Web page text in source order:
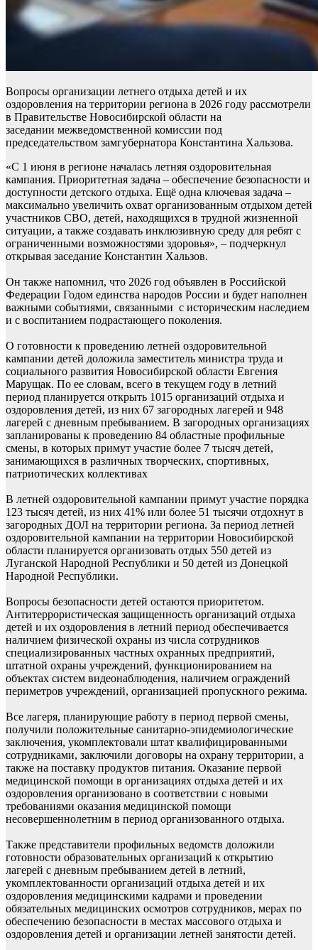
Вопросы организации летнего отдыха детей и их
оздоровления на территории региона в 2026 году рассмотрели
в Правительстве Новосибирской области на
заседании межведомственной комиссии под
председательством замгубернатора Константина Хальзова.
«С 1 июня в регионе началась летняя оздоровительная
кампания. Приоритетная задача – обеспечение безопасности и
доступности детского отдыха. Ещё одна ключевая задача –
максимально увеличить охват организованным отдыхом детей
участников СВО, детей, находящихся в трудной жизненной
ситуации, а также создавать инклюзивную среду для ребят с
ограниченными возможностями здоровья», – подчеркнул
открывая заседание Константин Хальзов.
Он также напомнил, что 2026 год объявлен в Российской
Федерации Годом единства народов России и будет наполнен
важными событиями, связанными с историческим наследием
и с воспитанием подрастающего поколения.
О готовности к проведению летней оздоровительной
кампании детей доложила заместитель министра труда и
социального развития Новосибирской области Евгения
Марущак. По ее словам, всего в текущем году в летний
период планируется открыть 1015 организаций отдыха и
оздоровления детей, из них 67 загородных лагерей и 948
лагерей с дневным пребыванием. В загородных организациях
запланированы к проведению 84 областные профильные
смены, в которых примут участие более 7 тысяч детей,
занимающихся в различных творческих, спортивных,
патриотических коллективах
В летней оздоровительной кампании примут участие порядка
123 тысяч детей, из них 41% или более 51 тысячи отдохнут в
загородных ДОЛ на территории региона. За период летней
оздоровительной кампании на территории Новосибирской
области планируется организовать отдых 550 детей из
Луганской Народной Республики и 50 детей из Донецкой
Народной Республики.
Вопросы безопасности детей остаются приоритетом.
Антитеррористическая защищенность организаций отдыха
детей и их оздоровления в летний период обеспечивается
наличием физической охраны из числа сотрудников
специализированных частных охранных предприятий,
штатной охраны учреждений, функционированием на
объектах систем видеонаблюдения, наличием ограждений
периметров учреждений, организацией пропускного режима.
Все лагеря, планирующие работу в период первой смены,
получили положительные санитарно-эпидемиологические
заключения, укомплектовали штат квалифицированными
сотрудниками, заключили договоры на охрану территории, а
также на поставку продуктов питания. Оказание первой
медицинской помощи в организациях отдыха детей и их
оздоровления организовано в соответствии с новыми
требованиями оказания медицинской помощи
несовершеннолетним в период организованного отдыха.
Также представители профильных ведомств доложили
готовности образовательных организаций к открытию
лагерей с дневным пребыванием детей в летний,
укомплектованности организаций отдыха детей и их
оздоровления медицинскими кадрами и проведении
обязательных медицинских осмотров сотрудников, мерах по
обеспечению безопасности в местах массового отдыха и
оздоровления детей и организации летней занятости детей.